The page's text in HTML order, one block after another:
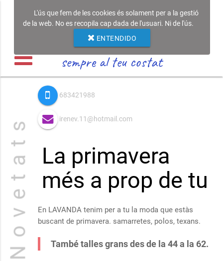
L'ús que fem de les cookies és solament per a la gestió
de la web. No es recopila cap dada de l'usuari. Ni de l'ús.
ENTENDIDO
sempre al teu costat
N o v e t a t s
683421988
irenev.11@hotmail.com
La primavera
més a prop de tu
En LAVANDA tenim per a tu la moda que estàs
buscant de primavera. samarretes, polos, texans.
També talles grans des de la 44 a la 62.